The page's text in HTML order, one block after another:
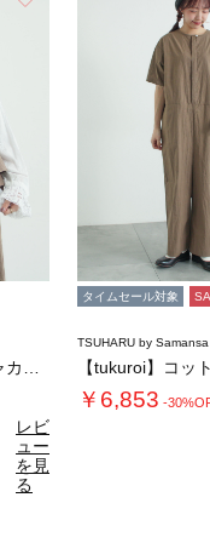
レビ
ュー
を見
る
タイムセール対象
TSUHARU by
￥6,853 -